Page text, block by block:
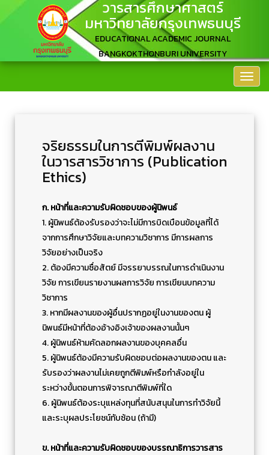
วารสารศึกษาศาสตร์
มหาวิทยาลัยกรุงเทพธนบุรี
EDUCATIONAL ACADEMIC JOURNAL
BANGKOKTHONBURI UNIVERSITY
จริยธรรมในการตีพิมพ์ผลงาน
ในวารสารวิชาการ (Publication
Ethics)
ก. หน้าที่และความรับผิดชอบของผู้นิพนธ์
1. ผู้นิพนธ์ต้องรับรองว่าจะไม่มีการบิดเบือนข้อมูลที่ได้
จากการศึกษาวิจัยและบทความวิชาการ มีการผลการ
วิจัยอย่างเป็นจริง
2. ต้องมีความซื่อสัตย์ มีจรรยาบรรณในการดำเนินงาน
วิจัย การเขียนรายงานผลการวิจัย การเขียนบทความ
วิชาการ
3. หากมีผลงานของผู้อื่นปรากฏอยู่ในงานของตน ผู้
นิพนธ์มีหน้าที่ต้องอ้างอิงเจ้าของผลงานนั้นๆ
4. ผู้นิพนธ์ห้ามคัดลอกผลงานของบุคคลอื่น
5. ผู้นิพนธ์ต้องมีความรับผิดชอบต่อผลงานของตน และ
รับรองว่าผลงานไม่เคยถูกตีพิมพ์หรือกำลังอยู่ใน
ระหว่างขั้นตอนการพิจารณาตีพิมพ์ที่ใด
6. ผู้นิพนธ์ต้องระบุแหล่งทุนที่สนับสนุนในการทำวิจัยนี้
และระบุผลประโยชน์ทับซ้อน (ถ้ามี)
ข. หน้าที่และความรับผิดชอบของบรรณาธิการวารสาร